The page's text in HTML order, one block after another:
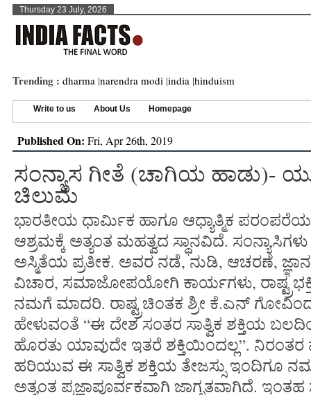
Thursday 23 July, 2026
Trending : dharma |narendra modi |india |hinduism
Write to us About Us Homepage
Published On: Fri, Apr 26th, 2019
ಸಂನ್ಯಾಸ ಗೀತೆ (ಚಾಗಿಯ ಹಾಡು)-
ಚಿಲುಮೆ
ಭಾರತೀಯ ಧಾರ್ಮಿಕ ಹಾಗೂ ಆಧ್ಯಾತ್ಮಿಕ
ಆಶ್ರಮಕ್ಕೆ ಅತ್ಯಂತ ಮಹತ್ವದ ಸ್ಥಾನವಿದೆ.
ಅಸ್ಮಿತೆಯ ಪ್ರತೀಕ. ಅವರ ನಡೆ, ನುಡಿ, ಆಚರಣೆ, ಜ್ಞಾನ,
ವಿಚಾರ, ಸಮಾಜೋಪಯೋಗಿ ಕಾರ್ಯಗಳು, ರಾಷ್ಟ್ರಭಕ್ತಿ
ನಮಗೆ ಮಾದರಿ. ರಾಷ್ಟ್ರಚಿಂತಕ ಶ್ರೀ ಕೆ.ಎನ್
ಹೇಳುವಂತೆ “ಈ ದೇಶ ಸಂತರ ಸಾತ್ವಿಕ ಶಕ್ತಿಯ
ಹೊರತು ಯಾವುದೇ ಇತರೆ ಶಕ್ತಿಯಿಂದಲ್ಲ”. ನಿರಂತರ
ಹರಿಯುವ ಈ ಸಾತ್ವಿಕ ಶಕ್ತಿಯ ತೇಜಸ್ಸು ಇಂದಿಗೂ
ಅತ್ಯಂತ ಪ್ರಜ್ಞಾಪೂರ್ವಕವಾಗಿ ಜಾಗೃತವಾಗಿದೆ. ಇಂತಹ